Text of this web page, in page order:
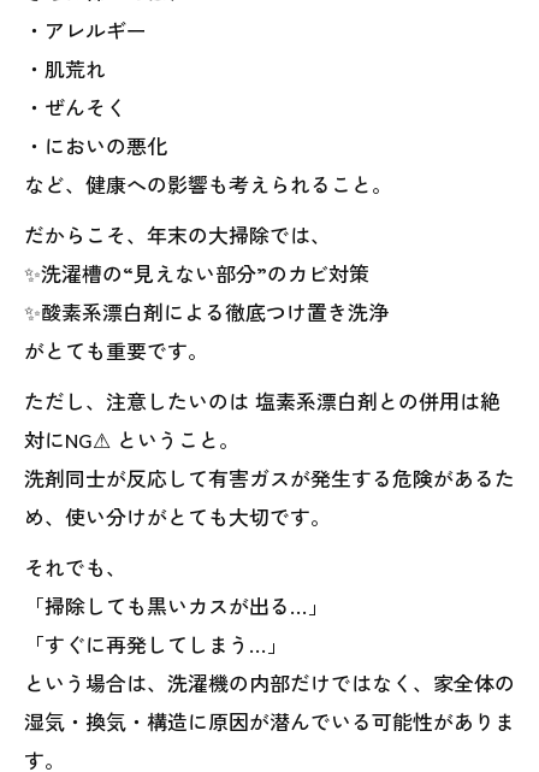
・アレルギー
・肌荒れ
・ぜんそく
・においの悪化
など、健康への影響も考えられること。
だからこそ、年末の大掃除では、
✨洗濯槽の“見えない部分”のカビ対策
✨酸素系漂白剤による徹底つけ置き洗浄
がとても重要です。
ただし、注意したいのは 塩素系漂白剤との併用は絶
対にNG⚠ ということ。
洗剤同士が反応して有害ガスが発生する危険があるた
め、使い分けがとても大切です。
それでも、
「掃除しても黒いカスが出る…」
「すぐに再発してしまう…」
という場合は、洗濯機の内部だけではなく、家全体の
湿気・換気・構造に原因が潜んでいる可能性がありま
す。